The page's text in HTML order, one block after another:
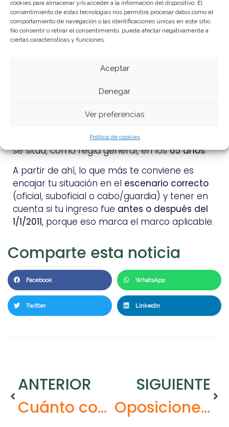
cookies para almacenar y/o acceder a la información del dispositivo. El
consentimiento de estas tecnologías nos permitirá procesar datos como el
comportamiento de navegación o las identificaciones únicas en este sitio.
No consentir o retirar el consentimiento, puede afectar negativamente a
ciertas características y funciones.
Aceptar
Denegar
Ver preferencias
Política de cookies
¿Desde 2011 cambia algo importante?
Si has llegado hasta aquí buscando la
de jubilación en la Guardia Civil
esencial para orientarte sin líos: la
llega antes (58/61 según categoría), existe la
determinados casos (si se autoriza) y el
se sitúa, como regla general, en los65 años.
A partir de ahí, lo que más te conviene es
encajar tu situación en el escenario correcto
(oficial, suboficial o cabo/guardia) y tener en
cuenta si tu ingreso fue antes o después del
1/1/2011, porque eso marca el marco aplicable.
Comparte esta noticia
Facebook WhatsApp
Twitter LinkedIn
ANTERIOR
Cuánto cobra un profesor de primaria: descúbrelo
SIGUIENTE
Oposiciones maestros 2026: CCAA y plazas. Infórmate